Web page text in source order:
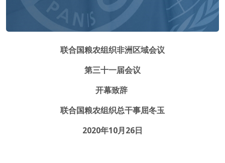
联合国粮农组织非洲区域会议
第三十一届会议
开幕致辞
联合国粮农组织总干事屈冬玉
2020年10月26日